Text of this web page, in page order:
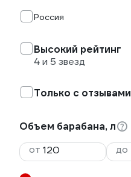
Россия
Высокий рейтинг
4 и 5 звезд
Только с отзывами
Объем барабана, л
от
до